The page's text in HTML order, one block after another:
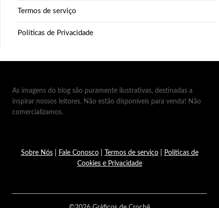
Termos de serviço
Políticas de Privacidade
As imagens do blog são puramente ilustrativas, destinadas a
inspirar nossos leitores. Não estão disponíveis para venda! Não
comercializamos.
Sobre Nós| Fale Conosco| Termos de serviço|
Políticas de
Cookies e Privacidade